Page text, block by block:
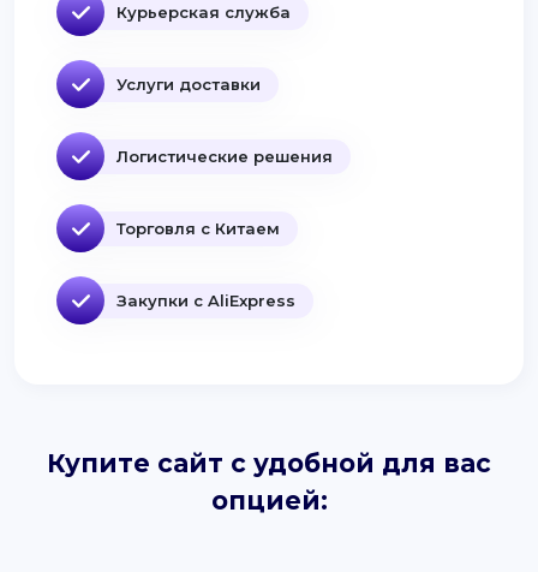
Курьерская служба
Услуги доставки
Логистические решения
Торговля с Китаем
Закупки с AliExpress
Купите сайт с удобной для вас
опцией: